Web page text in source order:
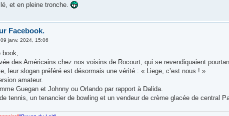
et en pleine tronche.
Facebook.
09 janv. 2024, 15:06
book,
des Américains chez nos voisins de Rocourt, qui se revendiquaient
leur slogan préféré est désormais une vérité : « Liege, c’est nous ! »
amateur.
Guegan et Johnny ou Orlando par rapport à Dalida.
tennis, un tenancier de bowling et un vendeur de crème glacée de central